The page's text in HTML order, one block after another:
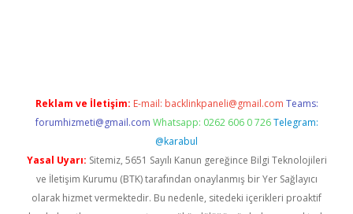
Reklam ve İletişim: E-mail: backlinkpaneli@gmail.com Teams:
forumhizmeti@gmail.com Whatsapp: 0262 606 0 726 Telegram:
@karabul
Yasal Uyarı: Sitemiz, 5651 Sayılı Kanun gereğince Bilgi Teknolojileri
ve İletişim Kurumu (BTK) tarafından onaylanmış bir Yer Sağlayıcı
olarak hizmet vermektedir. Bu nedenle, sitedeki içerikleri proaktif